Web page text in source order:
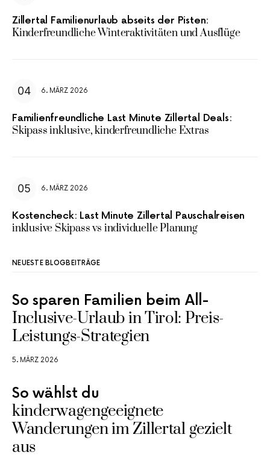
Zillertal Familienurlaub abseits der Pisten:
Kinderfreundliche Winteraktivitäten und Ausflüge
6. MÄRZ 2026
Familienfreundliche Last Minute Zillertal Deals:
Skipass inklusive, kinderfreundliche Extras
6. MÄRZ 2026
Kostencheck: Last Minute Zillertal Pauschalreisen
inklusive Skipass vs individuelle Planung
NEUESTE BLOGBEITRÄGE
So sparen Familien beim All-
Inclusive-Urlaub in Tirol: Preis-
Leistungs-Strategien
5. MÄRZ 2026
So wählst du
kinderwagengeeignete
Wanderungen im Zillertal gezielt
aus